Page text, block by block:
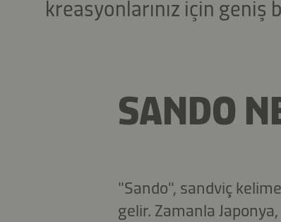
kreasyonlarınız için geniş
SANDO
"Sando", sandviç
gelir. Zamanla